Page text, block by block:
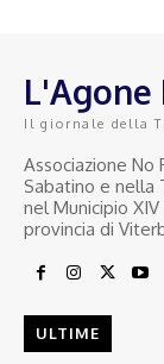
L'Agone
Il giornale della
Associazione
Sabatino e nella
nel Municipio
provincia di
ULTIME